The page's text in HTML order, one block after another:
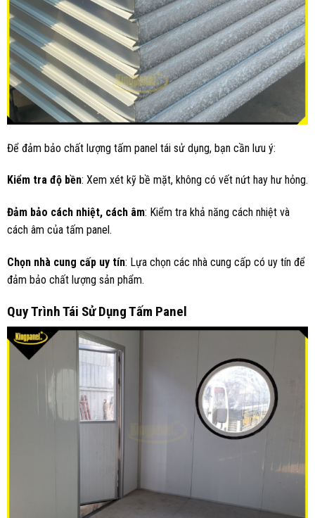
Để đảm bảo chất lượng tấm panel tái sử dụng, bạn cần lưu ý:
Kiểm tra độ bền: Xem xét kỹ bề mặt, không có vết nứt hay hư hỏng.
Đảm bảo cách nhiệt, cách âm: Kiểm tra khả năng cách nhiệt và
cách âm của tấm panel.
Chọn nhà cung cấp uy tín: Lựa chọn các nhà cung cấp có uy tín để
đảm bảo chất lượng sản phẩm.
Quy Trình Tái Sử Dụng Tấm Panel